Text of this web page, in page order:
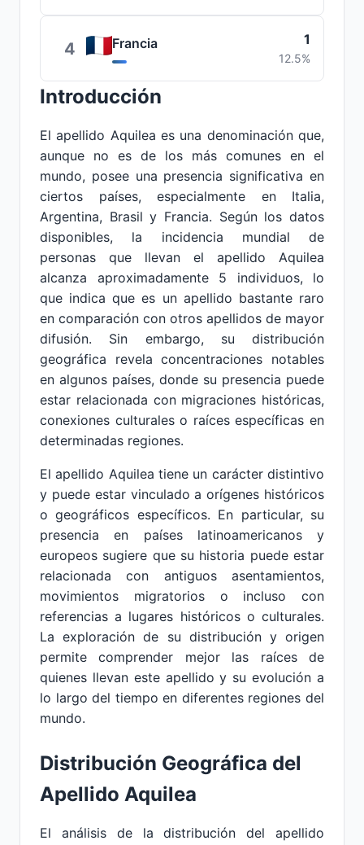
4 Francia 1
12.5%
Introducción
El apellido Aquilea es una denominación que,
aunque no es de los más comunes en el
mundo, posee una presencia significativa en
ciertos países, especialmente en Italia,
Argentina, Brasil y Francia. Según los datos
disponibles, la incidencia mundial de
personas que llevan el apellido Aquilea
alcanza aproximadamente 5 individuos, lo
que indica que es un apellido bastante raro
en comparación con otros apellidos de mayor
difusión. Sin embargo, su distribución
geográfica revela concentraciones notables
en algunos países, donde su presencia puede
estar relacionada con migraciones históricas,
conexiones culturales o raíces específicas en
determinadas regiones.
El apellido Aquilea tiene un carácter distintivo
y puede estar vinculado a orígenes históricos
o geográficos específicos. En particular, su
presencia en países latinoamericanos y
europeos sugiere que su historia puede estar
relacionada con antiguos asentamientos,
movimientos migratorios o incluso con
referencias a lugares históricos o culturales.
La exploración de su distribución y origen
permite comprender mejor las raíces de
quienes llevan este apellido y su evolución a
lo largo del tiempo en diferentes regiones del
mundo.
Distribución Geográfica del
Apellido Aquilea
El análisis de la distribución del apellido